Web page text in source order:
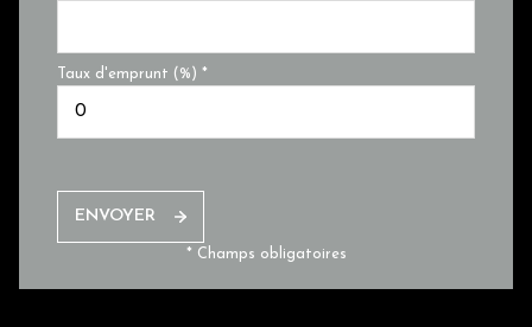
Taux d'emprunt (%) *
ENVOYER
* Champs obligatoires